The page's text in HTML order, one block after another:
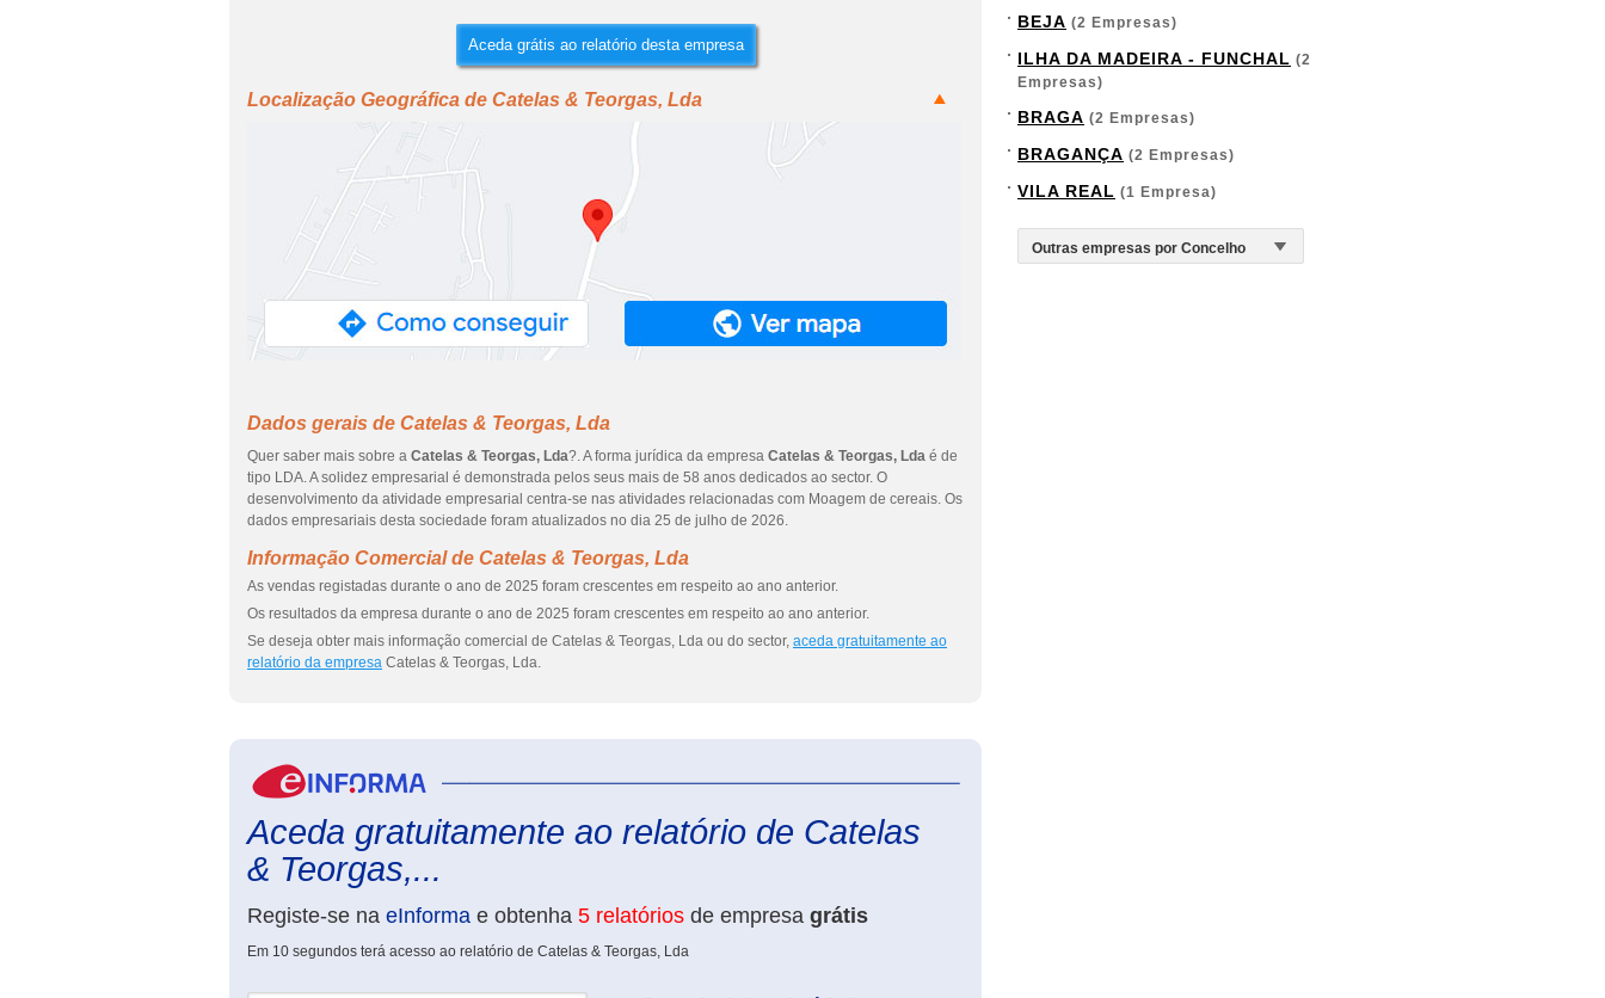
Aceda grátis ao relatório desta empresa
Localização Geográfica de Catelas & Teorgas, Lda
Dados gerais de Catelas & Teorgas, Lda
Quer saber mais sobre a Catelas & Teorgas, Lda?. A forma jurídica da empresa Catelas & Teorgas, Lda é de
tipo LDA. A solidez empresarial é demonstrada pelos seus mais de 58 anos dedicados ao sector. O
desenvolvimento da atividade empresarial centra-se nas atividades relacionadas com Moagem de cereais. Os
dados empresariais desta sociedade foram atualizados no dia 25 de julho de 2026.
Informação Comercial de Catelas & Teorgas, Lda
As vendas registadas durante o ano de 2025 foram crescentes em respeito ao ano anterior.
Os resultados da empresa durante o ano de 2025 foram crescentes em respeito ao ano anterior.
Se deseja obter mais informação comercial de Catelas & Teorgas, Lda ou do sector, aceda gratuitamente ao
relatório da empresa Catelas & Teorgas, Lda.
Aceda gratuitamente ao relatório de Catelas
& Teorgas,...
Registe-se na eInforma e obtenha 5 relatórios de empresa grátis
Em 10 segundos terá acesso ao relatório de Catelas & Teorgas, Lda
BEJA (2 Empresas)
ILHA DA MADEIRA - FUNCHAL (2
Empresas)
BRAGA (2 Empresas)
BRAGANÇA (2 Empresas)
VILA REAL (1 Empresa)